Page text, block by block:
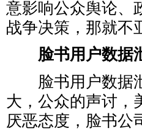
意影响公众舆论、
战争决策，那就不
脸书用户数据
脸书用户数据泄
大，公众的声讨，
厌恶态度，脸书公